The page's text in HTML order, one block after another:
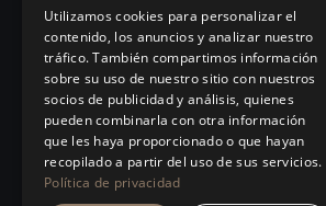
Influencia
101 Errores de liderazgo
Organizaciones Sanitarias
Management Humanista
Ver todos…
Podcast
Manifiesto
Eventos
Tienda
Utilizamos cookies para personalizar el
contenido, los anuncios y analizar nuestro
tráfico. También compartimos información
sobre su uso de nuestro sitio con nuestros
socios de publicidad y análisis, quienes
pueden combinarla con otra información
que les haya proporcionado o que hayan
recopilado a partir del uso de sus servicios.
Política de privacidad